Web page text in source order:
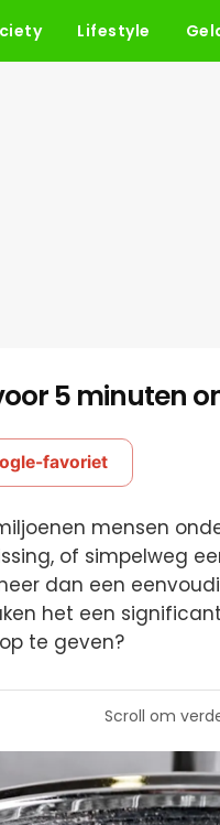
Lifestyle
5 minuten
favoriet
mensen
of simpelweg
dan een
het een
te geven?
Scroll om